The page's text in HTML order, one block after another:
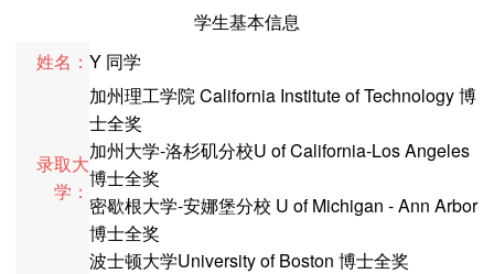
学生基本信息
姓名： Y 同学
录取大
学：
加州理工学院 California Institute of Technology 博
士全奖
加州大学-洛杉矶分校U of California-Los Angeles
博士全奖
密歇根大学-安娜堡分校 U of Michigan - Ann Arbor
博士全奖
波士顿大学University of Boston 博士全奖